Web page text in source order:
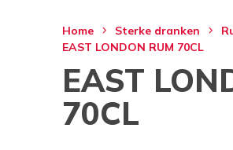
Home Sterke dranken
EAST LONDON RUM 70CL
EAST
70CL